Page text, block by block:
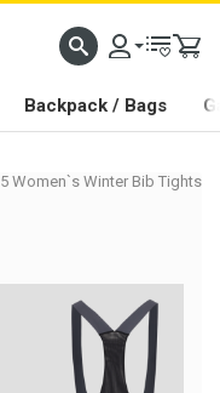
DO
Backpack / Bags
Women`s Winter Bib Tights